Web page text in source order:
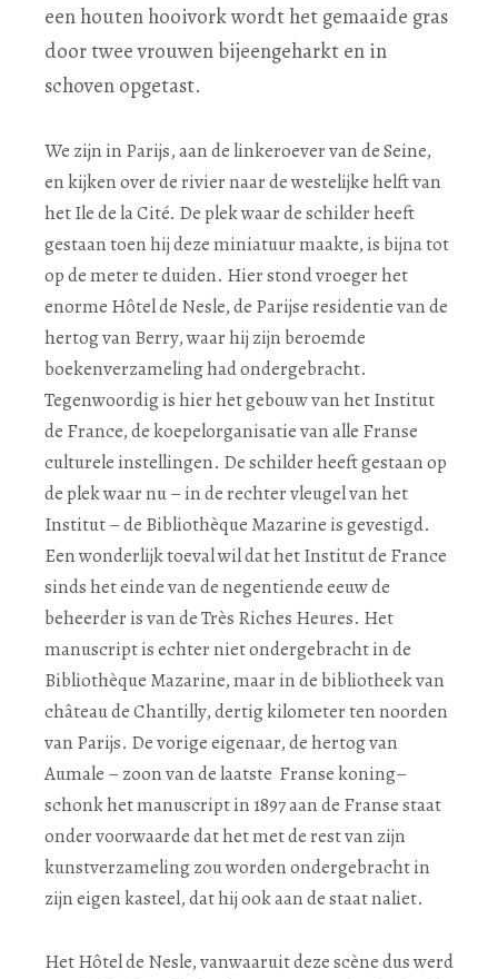
een houten hooivork wordt het gemaaide gras
door twee vrouwen bijeengeharkt en in
schoven opgetast.
We zijn in Parijs, aan de linkeroever van de Seine,
en kijken over de rivier naar de westelijke helft van
het Ile de la Cité. De plek waar de schilder heeft
gestaan toen hij deze miniatuur maakte, is bijna tot
op de meter te duiden. Hier stond vroeger het
enorme Hôtel de Nesle, de Parijse residentie van de
hertog van Berry, waar hij zijn beroemde
boekenverzameling had ondergebracht.
Tegenwoordig is hier het gebouw van het Institut
de France, de koepelorganisatie van alle Franse
culturele instellingen. De schilder heeft gestaan op
de plek waar nu – in de rechter vleugel van het
Institut – de Bibliothèque Mazarine is gevestigd.
Een wonderlijk toeval wil dat het Institut de France
sinds het einde van de negentiende eeuw de
beheerder is van de Très Riches Heures. Het
manuscript is echter niet ondergebracht in de
Bibliothèque Mazarine, maar in de bibliotheek van
château de Chantilly, dertig kilometer ten noorden
van Parijs. De vorige eigenaar, de hertog van
Aumale – zoon van de laatste Franse koning–
schonk het manuscript in 1897 aan de Franse staat
onder voorwaarde dat het met de rest van zijn
kunstverzameling zou worden ondergebracht in
zijn eigen kasteel, dat hij ook aan de staat naliet.
Het Hôtel de Nesle, vanwaaruit deze scène dus werd